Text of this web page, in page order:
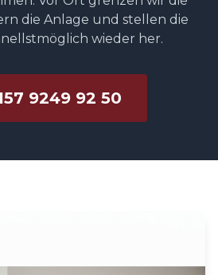
die Anlage und stellen die
wieder her.
9249 92 50